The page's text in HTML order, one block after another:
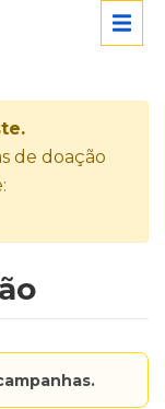
de doação